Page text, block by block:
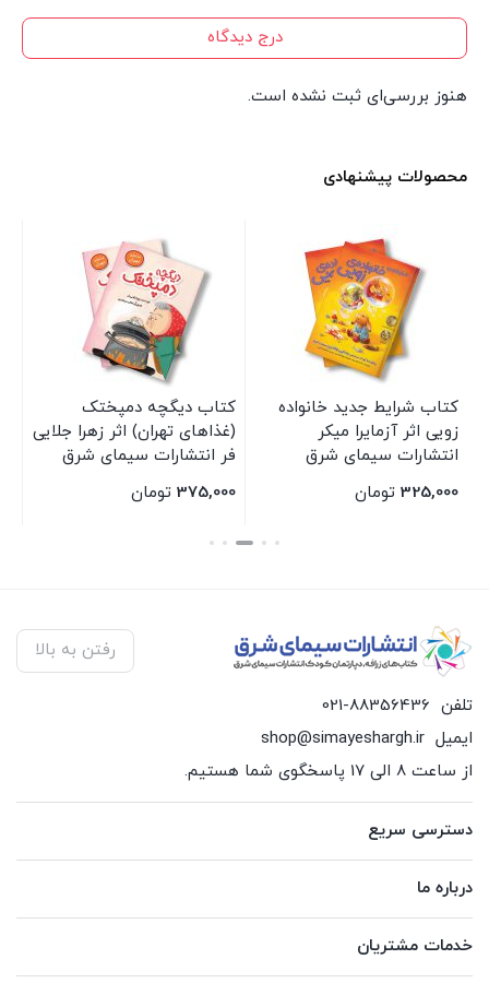
درج دیدگاه
هنوز بررسی‌ای ثبت نشده است.
محصولات پیشنهادی
کتاب شرایط جدید خانواده
زویی اثر آزمایرا میکر
انتشارات سیمای شرق
325,000 تومان
کتاب دیگچه دمپختک
(غذاهای تهران) اثر زهرا جلایی
فر انتشارات سیمای شرق
375,000 تومان
بستن
رفتن به بالا
تلفن 021-88356436
ایمیل shop@simayeshargh.ir
از ساعت 8 الی 17 پاسخگوی شما هستیم.
دسترسی سریع
درباره ما
خدمات مشتریان